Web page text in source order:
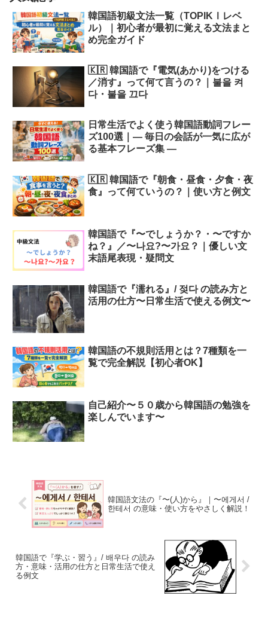
韓国語初級文法一覧（TOPIKⅠレベ
ル）｜初心者が最初に覚える文法まと
め完全ガイド
🇰🇷 韓国語で『電気(あかり)をつける
／消す』って何て言うの？｜불을 켜
다・불을 끄다
日常生活でよく使う韓国語動詞フレー
ズ100選｜― 毎日の会話が一気に広が
る基本フレーズ集 ―
🇰🇷 韓国語で『朝食・昼食・夕食・夜
食』って何ていうの？｜使い方と例文
韓国語で『〜でしょうか？・〜ですか
ね？』／〜나요?〜가요？｜優しい文
末語尾表現・疑問文
韓国語で『濡れる』/ 젖다 の読み方と
活用の仕方〜日常生活で使える例文〜
韓国語の不規則活用とは？7種類を一
覧で完全解説【初心者OK】
自己紹介〜５０歳から韓国語の勉強を
楽しんでいます〜
韓国語文法の『〜(人)から』｜〜에게서 /
한테서 の意味・使い方をやさしく解説！
韓国語で『学ぶ・習う』/ 배우다 の読み
方・意味・活用の仕方と日常生活で使え
る例文